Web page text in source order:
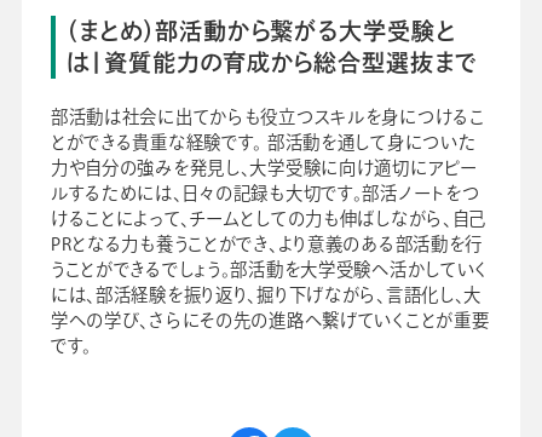
（まとめ）部活動から繋がる大学受験と
は|資質能力の育成から総合型選抜まで
部活動は社会に出てからも役立つスキルを身につけるこ
とができる貴重な経験です。 部活動を通して身についた
力や自分の強みを発見し、大学受験に向け適切にアピー
ルするためには、日々の記録も大切です。部活ノートをつ
けることによって、チームとしての力も伸ばしながら、自己
PRとなる力も養うことができ、より意義のある部活動を行
うことができるでしょう。部活動を大学受験へ活かしていく
には、部活経験を振り返り、掘り下げながら、言語化し、大
学への学び、さらにその先の進路へ繋げていくことが重要
です。